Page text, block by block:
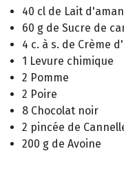
40 cl de Lait
60 g de Sucre de
4 c. à s. de Crème
1 Levure chimique
2 Pomme
2 Poire
8 Chocolat noir
2 pincée de
200 g de Avoine